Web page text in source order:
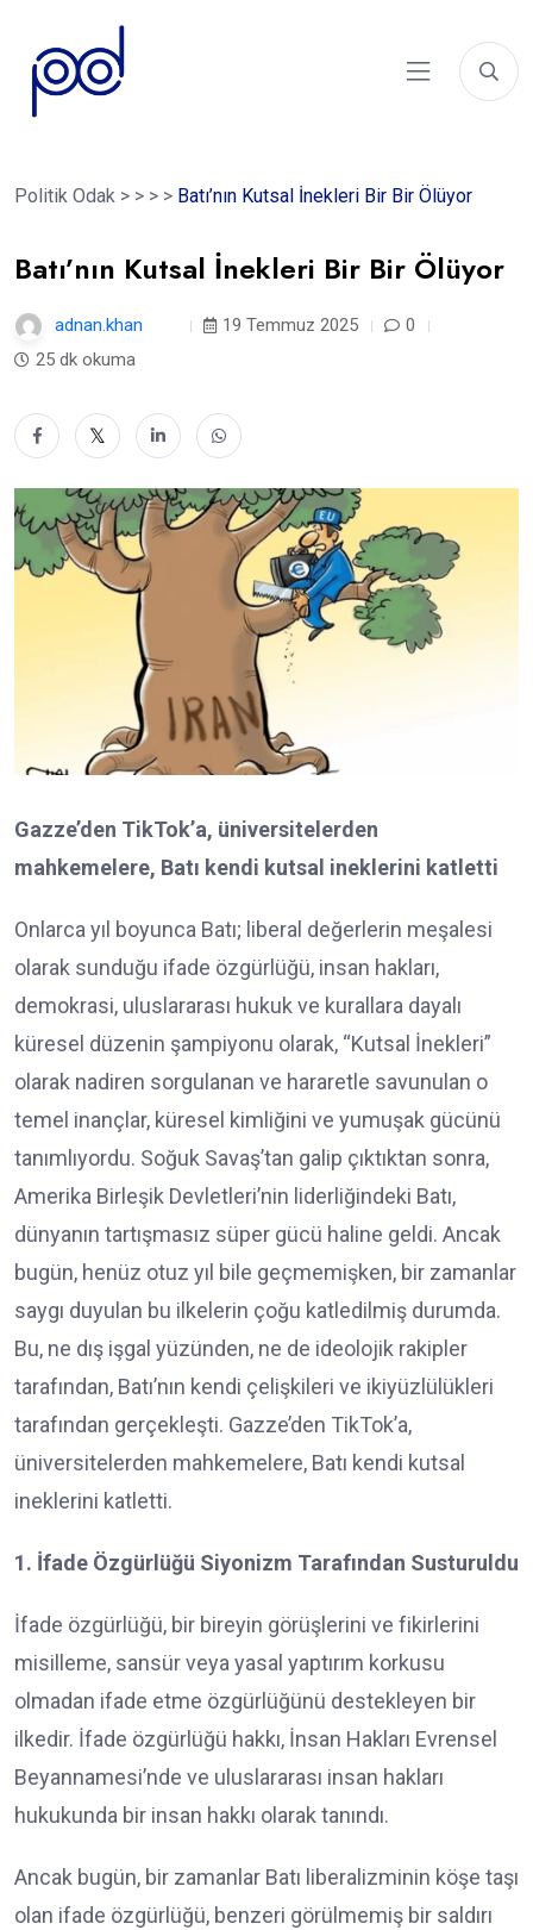
Politik Odak > > > > Batı’nın Kutsal İnekleri Bir Bir Ölüyor
Batı’nın Kutsal İnekleri Bir Bir Ölüyor
adnan.khan 19 Temmuz 2025
0
25 dk okuma
Gazze’den TikTok’a, üniversitelerden
mahkemelere, Batı kendi kutsal ineklerini katletti
Onlarca yıl boyunca Batı; liberal değerlerin meşalesi
olarak sunduğu ifade özgürlüğü, insan hakları,
demokrasi, uluslararası hukuk ve kurallara dayalı
küresel düzenin şampiyonu olarak, “Kutsal İnekleri”
olarak nadiren sorgulanan ve hararetle savunulan o
temel inançlar, küresel kimliğini ve yumuşak gücünü
tanımlıyordu. Soğuk Savaş’tan galip çıktıktan sonra,
Amerika Birleşik Devletleri’nin liderliğindeki Batı,
dünyanın tartışmasız süper gücü haline geldi. Ancak
bugün, henüz otuz yıl bile geçmemişken, bir zamanlar
saygı duyulan bu ilkelerin çoğu katledilmiş durumda.
Bu, ne dış işgal yüzünden, ne de ideolojik rakipler
tarafından, Batı’nın kendi çelişkileri ve ikiyüzlülükleri
tarafından gerçekleşti. Gazze’den TikTok’a,
üniversitelerden mahkemelere, Batı kendi kutsal
ineklerini katletti.
1. İfade Özgürlüğü Siyonizm Tarafından Susturuldu
İfade özgürlüğü, bir bireyin görüşlerini ve fikirlerini
misilleme, sansür veya yasal yaptırım korkusu
olmadan ifade etme özgürlüğünü destekleyen bir
ilkedir. İfade özgürlüğü hakkı, İnsan Hakları Evrensel
Beyannamesi’nde ve uluslararası insan hakları
hukukunda bir insan hakkı olarak tanındı.
Ancak bugün, bir zamanlar Batı liberalizminin köşe taşı
olan ifade özgürlüğü, benzeri görülmemiş bir saldırı